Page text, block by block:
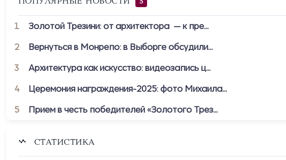
5
1 Золотой Трезини: от архитектора — к пре...
2 Вернуться в Монрепо: в Выборге обсудили...
3 Архитектура как искусство: видеозапись ц...
4 Церемония награждения-2025: фото Михаила...
5 Прием в честь победителей «Золотого Трез...
СТАТИСТИКА